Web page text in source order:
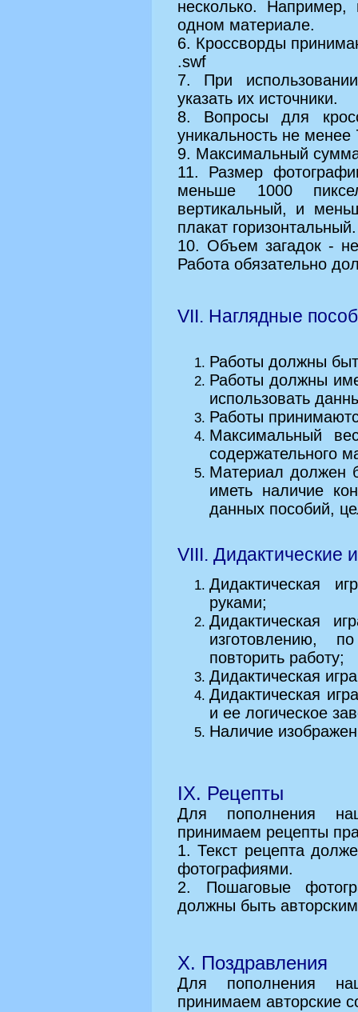
несколько.
одном материале.
6. Кроссворды
.swf
7. При
указать их источники.
8. Вопросы для
уникальность не менее
9. Максимальный
11. Размер
меньше 1000
вертикальный, и
плакат горизонтальный.
10. Объем загадок -
Работа обязательно
VII. Наглядные
Работы должны
Работы должны
использовать
Работы
Максимальный
содержательного
Материал должен
иметь наличие
данных пособий,
VIII. Дидактические
Дидактическая
руками;
Дидактическая
изготовлению,
повторить работу;
Дидактическая
Дидактическая
и ее логическое
Наличие
IX. Рецепты
Для пополнения
принимаем рецепты
1. Текст рецепта
фотографиями.
2. Пошаговые
должны быть
X. Поздравления
Для пополнения
принимаем авторские